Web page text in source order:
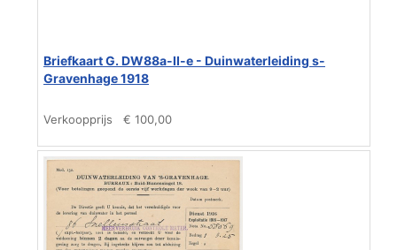
Briefkaart G. DW88a-II-e - Duinwaterleiding s-
Gravenhage 1918
Verkoopprijs € 100,00